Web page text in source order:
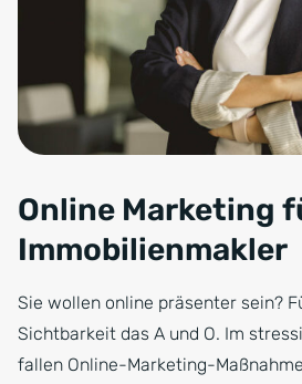
Online Marketing
Immobilienmakler
Sie wollen online präsenter sein?
Sichtbarkeit das A und O. Im
fallen Online-Marketing-